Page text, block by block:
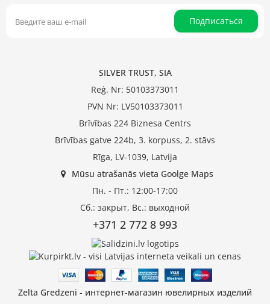
Подписаться
SILVER TRUST, SIA
Reģ. Nr: 50103373011
PVN Nr: LV50103373011
Brīvības 224 Biznesa Centrs
Brīvības gatve 224b, 3. korpuss, 2. stāvs
Rīga, LV-1039, Latvija
Mūsu atrašanās vieta Goolge Maps
Пн. - Пт.: 12:00-17:00
Сб.: закрыт, Вс.: выходной
+371 2 772 8 993
Zelta Gredzeni - интернет-магазин ювелирных изделий